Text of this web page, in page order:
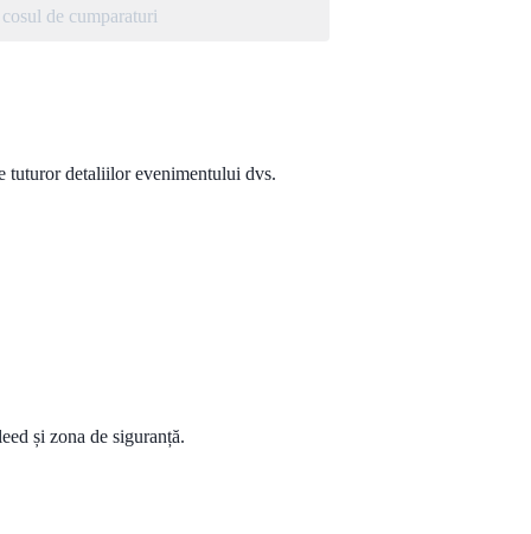
de cumparaturi
tuturor detaliilor evenimentului dvs.
și zona de siguranță.